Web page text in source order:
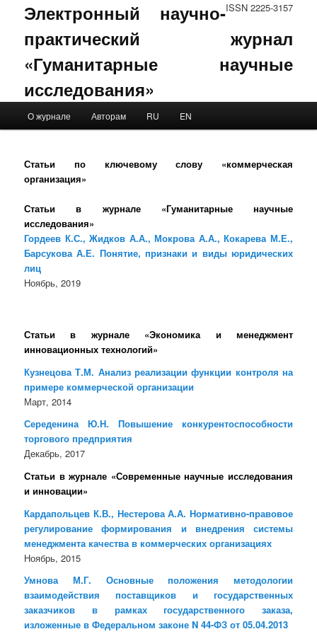
ISSN 2225-3157
Электронный научно-
практический журнал
«Гуманитарные научные
исследования»
Skip to primary content
Skip to secondary content
О журнале Авторам RU EN
Статьи по ключевому слову «коммерческая
организация»
Статьи в журнале «Гуманитарные научные
исследования»
Гордеев К.С., Жидков А.А., Мокрова А.А., Кокарева М.Е.,
Барсукова А.Е. Понятие, признаки и виды юридических
лиц
Ноябрь, 2019
Статьи в журнале «Экономика и менеджмент
инновационных технологий»
Кузнецова Т.М. Анализ реализации функции контроля на
примере коммерческой организации
Март, 2014
Середенина Ю.Н. Повышение конкурентоспособности
торгового предприятия
Декабрь, 2017
Статьи в журнале «Современные научные исследования
и инновации»
Кардапольцев К.В., Нестерова А.А. Нормативно-правовое
регулирование формирования и внедрения системы
менеджмента качества в коммерческих организациях
Ноябрь, 2015
Умнова М.Г. Основные положения методологии
взаимодействия поставщиков и государственных
заказчиков в рамках государственного заказа,
изложенные в Федеральном законе N 44-ФЗ от 05.04.2013